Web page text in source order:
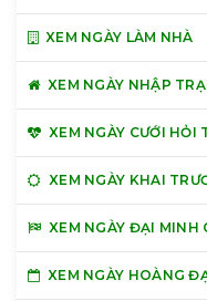
XEM NGÀY LÀM NHÀ
XEM NGÀY NHẬP
XEM NGÀY CƯỚI HỎI
XEM NGÀY KHAI
XEM NGÀY ĐẠI MINH
XEM NGÀY HOÀNG